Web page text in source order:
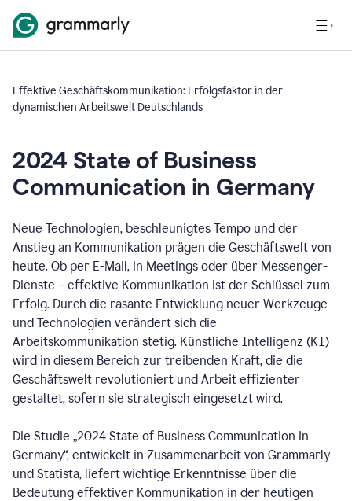
Effektive Geschäftskommunikation: Erfolgsfaktor in der
dynamischen Arbeitswelt Deutschlands
2024 State of Business
Communication in Germany
Neue Technologien, beschleunigtes Tempo und der
Anstieg an Kommunikation prägen die Geschäftswelt von
heute. Ob per E-Mail, in Meetings oder über Messenger-
Dienste – effektive Kommunikation ist der Schlüssel zum
Erfolg. Durch die rasante Entwicklung neuer Werkzeuge
und Technologien verändert sich die
Arbeitskommunikation stetig. Künstliche Intelligenz (KI)
wird in diesem Bereich zur treibenden Kraft, die die
Geschäftswelt revolutioniert und Arbeit effizienter
gestaltet, sofern sie strategisch eingesetzt wird.
Die Studie „2024 State of Business Communication in
Germany“, entwickelt in Zusammenarbeit von Grammarly
und Statista, liefert wichtige Erkenntnisse über die
Bedeutung effektiver Kommunikation in der heutigen